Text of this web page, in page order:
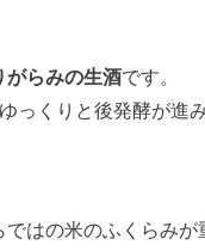
がらみの生酒です。
っくりと後発酵が進
はの米のふくらみが